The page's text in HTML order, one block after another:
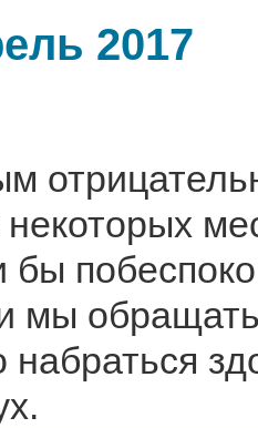
2017
бы
мы